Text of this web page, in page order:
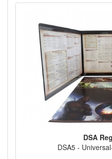
DSA
DSA5 -